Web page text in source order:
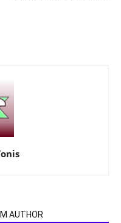
AUTHOR